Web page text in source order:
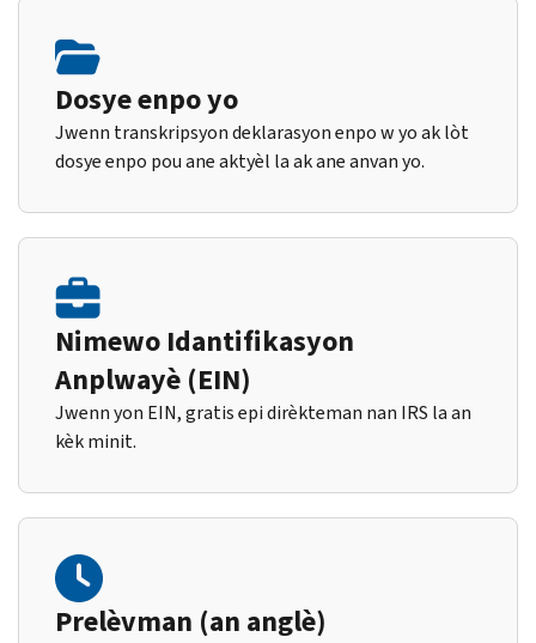
Dosye enpo yo
Jwenn transkripsyon deklarasyon enpo w yo ak lòt
dosye enpo pou ane aktyèl la ak ane anvan yo.
Nimewo Idantifikasyon
Anplwayè (EIN)
Jwenn yon EIN, gratis epi dirèkteman nan IRS la an
kèk minit.
Prelèvman (an anglè)